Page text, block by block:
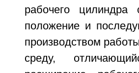
рабочего
положение и
производством
среду,